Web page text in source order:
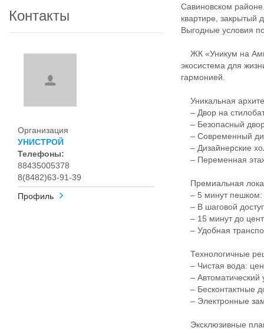
Контакты
Организация
УНИСТРОЙ
Телефоны:
88435005378
8(8482)63-91-39
Профиль
Савиновском
квартире, закрытый
Выгодные условия
ЖК «Уникум на
экосистема для
гармонией.
Уникальная
– Двор на
– Безопасный
– Современный
– Дизайнерские
– Переменная
Премиальная
– 5 минут пешком:
– В шаговой
– 15 минут до
– Удобная
Технологичные
– Чистая вода:
– Автоматический
– Бесконтактные
– Электронные
Эксклюзивные